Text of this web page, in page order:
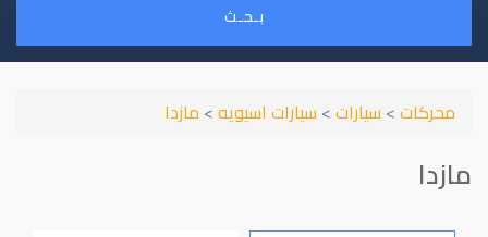
بـحـث
محركات> سيارات> سيارات اسيويه> مازدا
مازدا